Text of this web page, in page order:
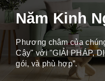
Năm Kinh
Phương châm của
Cậy" với "GIẢI PHÁP,
gói, và phù hợp”.